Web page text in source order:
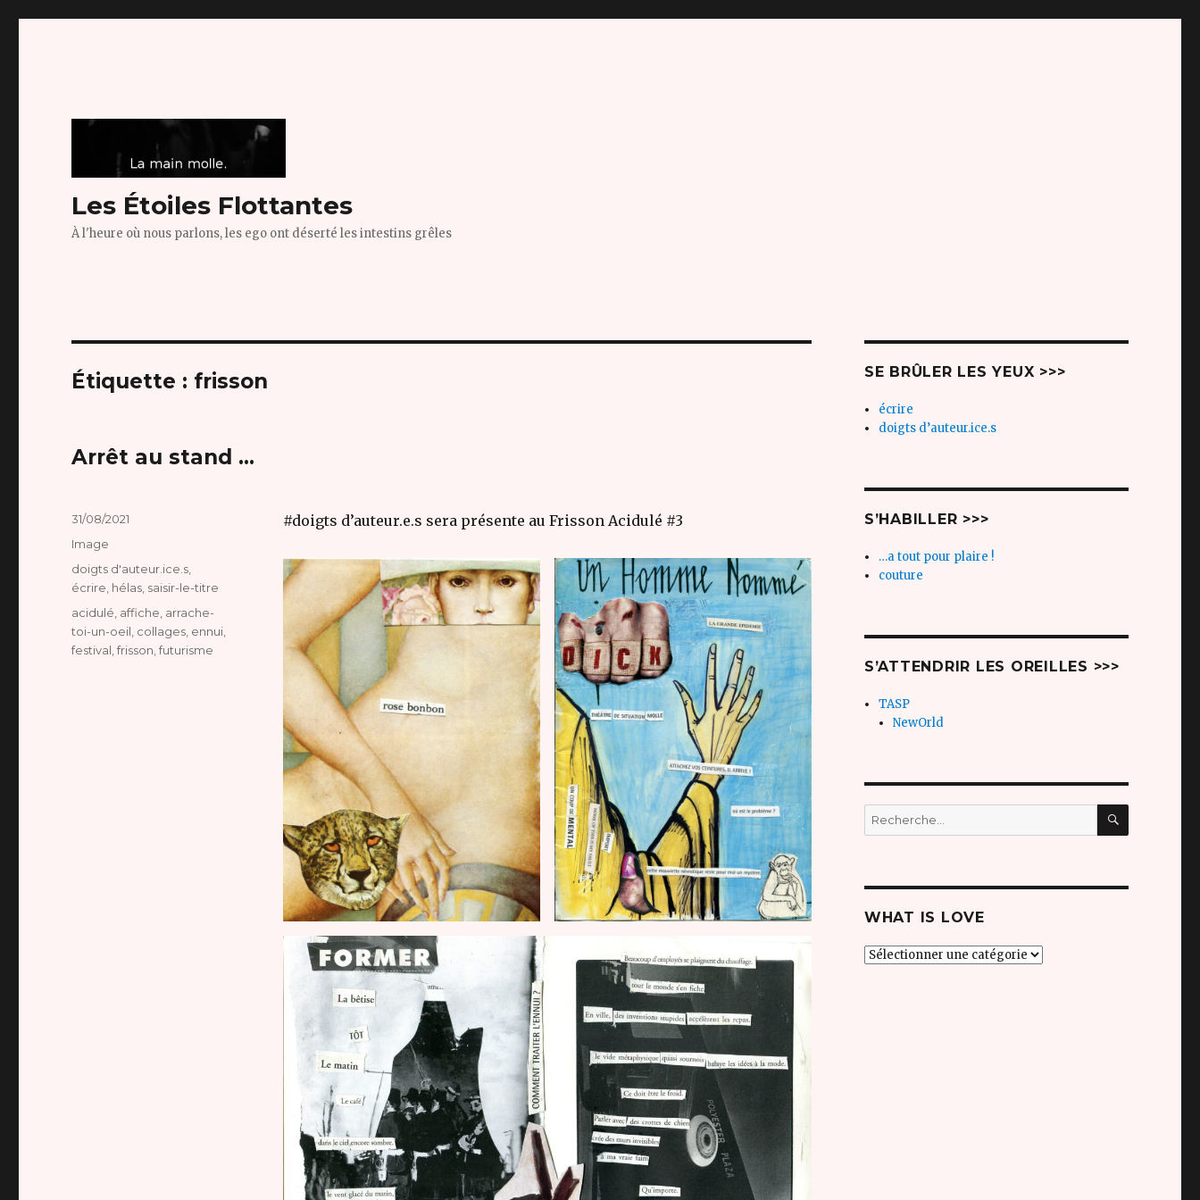
Les Étoiles Flottantes
À l'heure où nous parlons, les ego ont déserté les intestins grêles
Étiquette : frisson
Arrêt au stand …
#doigts d’auteur.e.s sera présente au Frisson Acidulé #3
Publié
31/08/2021
Format
Image
Catégories
doigts d'auteur.ice.s
écrire hélas saisir-le-titre
Étiquettes
acidulé affiche arrache-
toi-un-oeil collages ennui
festival ,frisson ,futurisme
SE BRÛLER LES YEUX >>>
écrire
doigts d’auteur.ice.s
S’HABILLER >>>
…a tout pour plaire !
couture
S’ATTENDRIR LES OREILLES >>>
TASP
NewOrld
Recherche
pour
WHAT IS LOVE
what